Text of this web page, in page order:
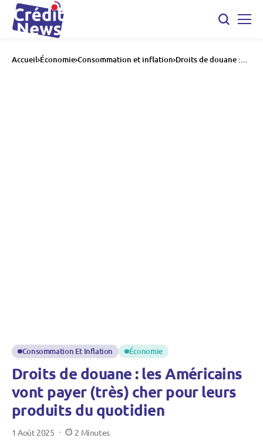
Accueil Économie Consommation et inflation Droits de douane :
Consommation Et Inflation Économie
Droits de douane : les Américains
vont payer (très) cher pour leurs
produits du quotidien
1 Août 2025
2 Minutes